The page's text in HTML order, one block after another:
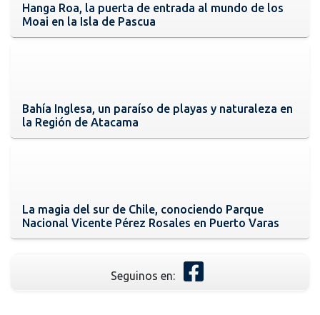
Hanga Roa, la puerta de entrada al mundo de los
Moai en la Isla de Pascua
Bahía Inglesa, un paraíso de playas y naturaleza en
la Región de Atacama
La magia del sur de Chile, conociendo Parque
Nacional Vicente Pérez Rosales en Puerto Varas
Seguinos en: